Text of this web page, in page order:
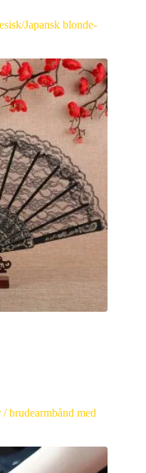
Japansk blonde-
brudearmbånd med